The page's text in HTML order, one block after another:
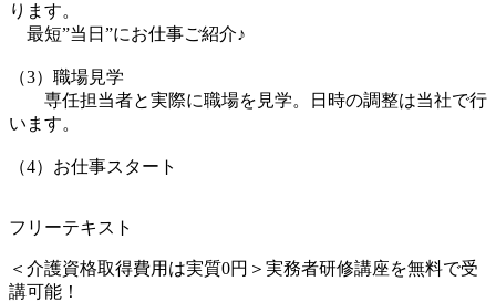
ります。
最短”当日”にお仕事ご紹介♪
（3）職場見学
専任担当者と実際に職場を見学。日時の調整は当社で行
います。
（4）お仕事スタート
フリーテキスト
＜介護資格取得費用は実質0円＞実務者研修講座を無料で受
講可能！